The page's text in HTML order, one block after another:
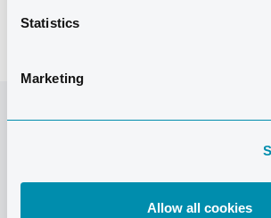
Statistics
Marketing
Allow all cookies
DAS KÖNNTE SIE AUCH